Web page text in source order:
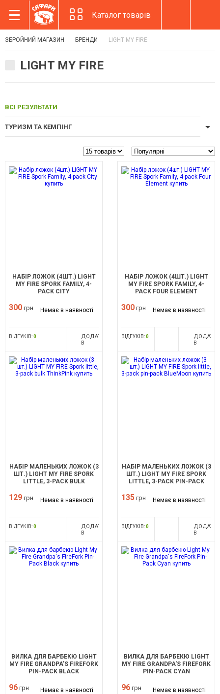
Каталог товарів
ЗБРОЙНИЙ МАГАЗИН БРЕНДИ LIGHT MY FIRE
LIGHT MY FIRE
ВСІ РЕЗУЛЬТАТИ
ТУРИЗМ ТА КЕМПІНГ
НАБІР ЛОЖОК (4ШТ.) LIGHT
MY FIRE SPORK FAMILY, 4-
PACK CITY
300 грн Немає в наявності
ВІДГУКІВ:0
ДОДАТИ
В
НАБІР ЛОЖОК (4ШТ.) LIGHT
MY FIRE SPORK FAMILY, 4-
PACK FOUR ELEMENT
300 грн Немає в наявності
ВІДГУКІВ:0
ДОДАТИ
В
НАБІР МАЛЕНЬКИХ ЛОЖОК (3
ШТ.) LIGHT MY FIRE SPORK
LITTLE, 3-PACK BULK
129 грн Немає в наявності
ВІДГУКІВ:0
ДОДАТИ
В
НАБІР МАЛЕНЬКИХ ЛОЖОК (3
ШТ.) LIGHT MY FIRE SPORK
LITTLE, 3-PACK PIN-PACK
135 грн Немає в наявності
ВІДГУКІВ:0
ДОДАТИ
В
ВИЛКА ДЛЯ БАРБЕКЮ LIGHT
MY FIRE GRANDPA'S FIREFORK
PIN-PACK BLACK
96 грн Немає в наявності
ВИЛКА ДЛЯ БАРБЕКЮ LIGHT
MY FIRE GRANDPA'S FIREFORK
PIN-PACK CYAN
96 грн Немає в наявності